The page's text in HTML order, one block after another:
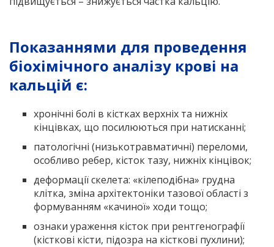
Показаннями для проведення
біохімічного аналізу крові на
кальцій є:
хронічні болі в кістках верхніх та нижніх
кінцівках, що посилюються при натисканні;
патологічні (низькотравматичні) переломи,
особливо ребер, кісток тазу, нижніх кінцівок;
деформації скелета: «кілеподібна» грудна
клітка, зміна архітектоніки тазової області з
формуванням «качиної» ходи тощо;
ознаки ураження кісток при рентгенографії
(кісткові кісти, підозра на кісткові пухлини);